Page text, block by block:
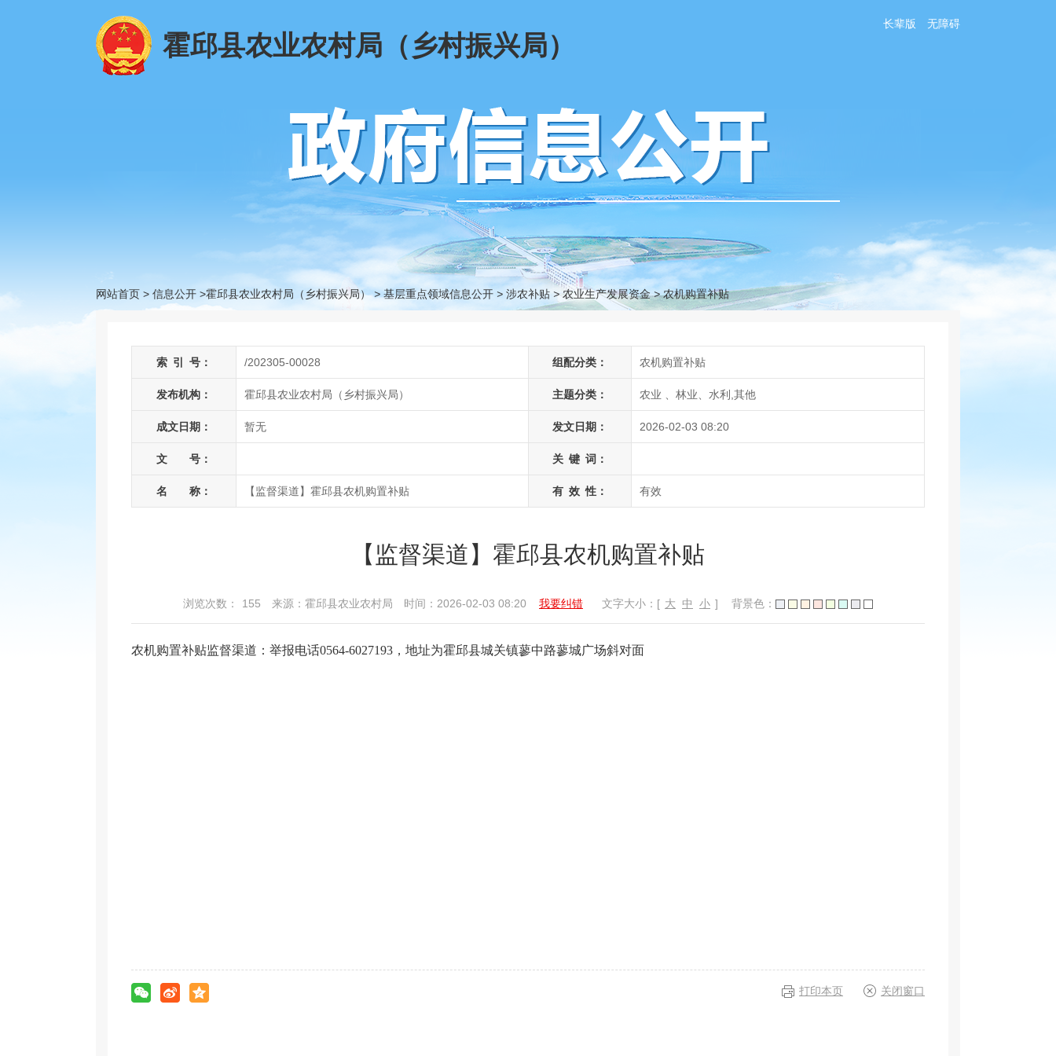
霍邱县农业农村局（乡村振兴局）
长辈版 无障碍
网站首页 > 信息公开 >霍邱县农业农村局（乡村振兴局）> 基层重点领域信息公开 > 涉农补贴 > 农业生产发展资金 > 农机购置补贴
索 引 号： /202305-00028 组配分类： 农机购置补贴
发布机构： 霍邱县农业农村局（乡村振兴局） 主题分类： 农业 、林业、水利,其他
成文日期： 暂无 发文日期： 2026-02-03 08:20
文 号： 关 键 词：
名 称： 【监督渠道】霍邱县农机购置补贴 有 效 性： 有效
【监督渠道】霍邱县农机购置补贴
浏览次数： 155 来源：霍邱县农业农村局 时间：2026-02-03 08:20 我要纠错 文字大小：[ 大 中 小 ] 背景色：
农机购置补贴监督渠道：举报电话0564-6027193，地址为霍邱县城关镇蓼中路蓼城广场斜对面
打印本页 关闭窗口